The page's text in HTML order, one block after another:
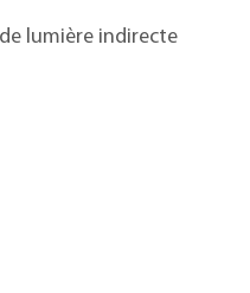
lumière indirecte